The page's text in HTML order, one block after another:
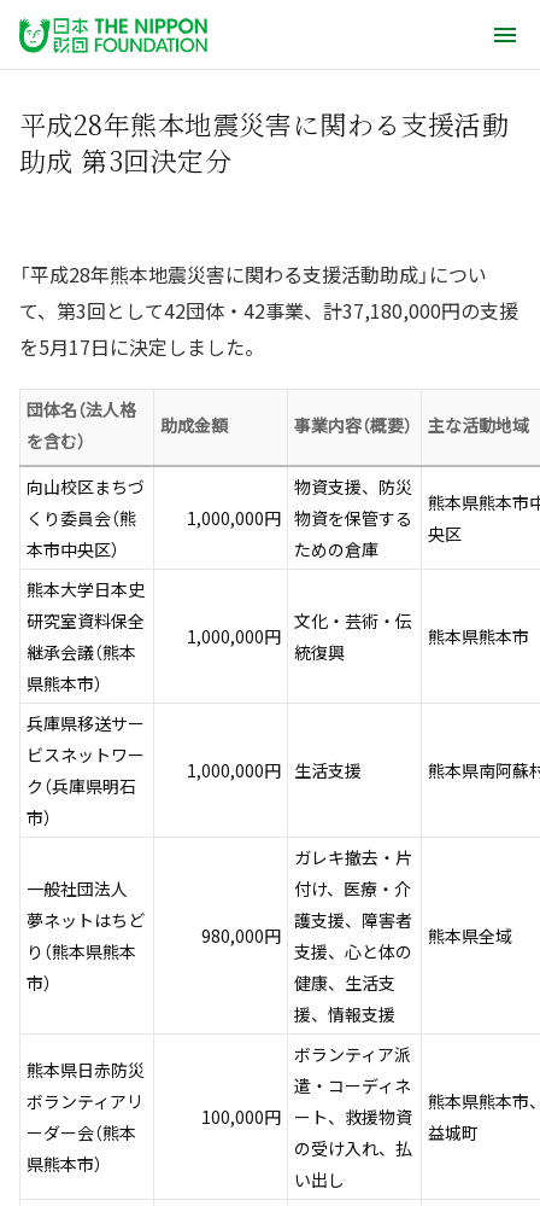
平成28年熊本地震災害に関わる支援活動
助成 第3回決定分
「平成28年熊本地震災害に関わる支援活動助成」につい
て、第3回として42団体・42事業、計37,180,000円の支援
を5月17日に決定しました。
団体名（法人格
を含む）
助成金額 事業内容（概要） 主な活動地域
向山校区まちづ
くり委員会（熊
本市中央区）
1,000,000円
物資支援、防災
物資を保管する
ための倉庫
熊本県熊本市
央区
熊本大学日本史
研究室資料保全
継承会議（熊本
県熊本市）
1,000,000円
文化・芸術・伝
統復興
熊本県熊本市
兵庫県移送サー
ビスネットワー
ク（兵庫県明石
市）
1,000,000円 生活支援 熊本県南阿蘇
一般社団法人
夢ネットはちど
り（熊本県熊本
市）
980,000円
ガレキ撤去・片
付け、医療・介
護支援、障害者
支援、心と体の
健康、生活支
援、情報支援
熊本県全域
熊本県日赤防災
ボランティアリ
ーダー会（熊本
県熊本市）
100,000円
ボランティア派
遣・コーディネ
ート、救援物資
の受け入れ、払
い出し
熊本県熊本市
益城町